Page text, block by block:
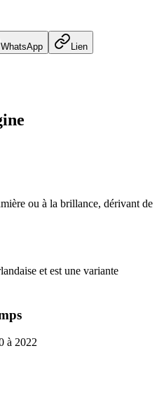
WhatsApp Lien
ou à la brillance, dérivant de
et est une variante
à 2022